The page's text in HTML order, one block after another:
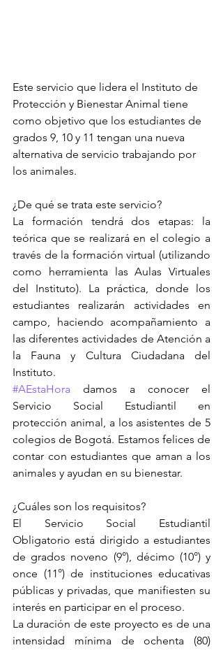
Este servicio que lidera el Instituto de
Protección y Bienestar Animal tiene
como objetivo que los estudiantes de
grados 9, 10 y 11 tengan una nueva
alternativa de servicio trabajando por
los animales.
¿De qué se trata este servicio?
La formación tendrá dos etapas: la
teórica que se realizará en el colegio a
través de la formación virtual (utilizando
como herramienta las Aulas Virtuales
del Instituto). La práctica, donde los
estudiantes realizarán actividades en
campo, haciendo acompañamiento a
las diferentes actividades de Atención a
la Fauna y Cultura Ciudadana del
Instituto.
#AEstaHora damos a conocer el
Servicio Social Estudiantil en
protección animal, a los asistentes de 5
colegios de Bogotá. Estamos felices de
contar con estudiantes que aman a los
animales y ayudan en su bienestar.
¿Cuáles son los requisitos?
El Servicio Social Estudiantil
Obligatorio está dirigido a estudiantes
de grados noveno (9°), décimo (10°) y
once (11°) de instituciones educativas
públicas y privadas, que manifiesten su
interés en participar en el proceso.
La duración de este proyecto es de una
intensidad mínima de ochenta (80)